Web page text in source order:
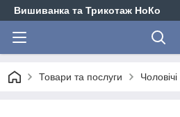
Вишиванка та Трикотаж НоКо
Товари та послуги